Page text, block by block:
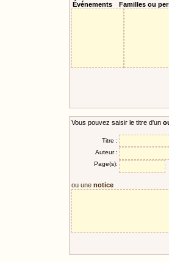
Événements Familles ou
Vous pouvez saisir le titre d'un
Titre :
Auteur :
Page(s):
ou une notice